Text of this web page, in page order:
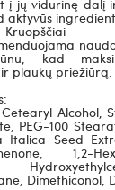
į jų vidurinę dalį
aktyvūs
, kad
plaukų priežiūrą.
Alcohol,
PEG-100
Italica Seed
1,2-
Dimethiconol,